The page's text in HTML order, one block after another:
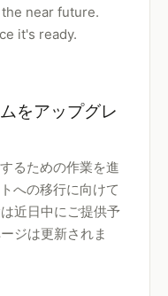
near future.
it's ready.
をアップグレ
るための作業を進
への移行に向けて
近日中にご提供予
ジは更新されま